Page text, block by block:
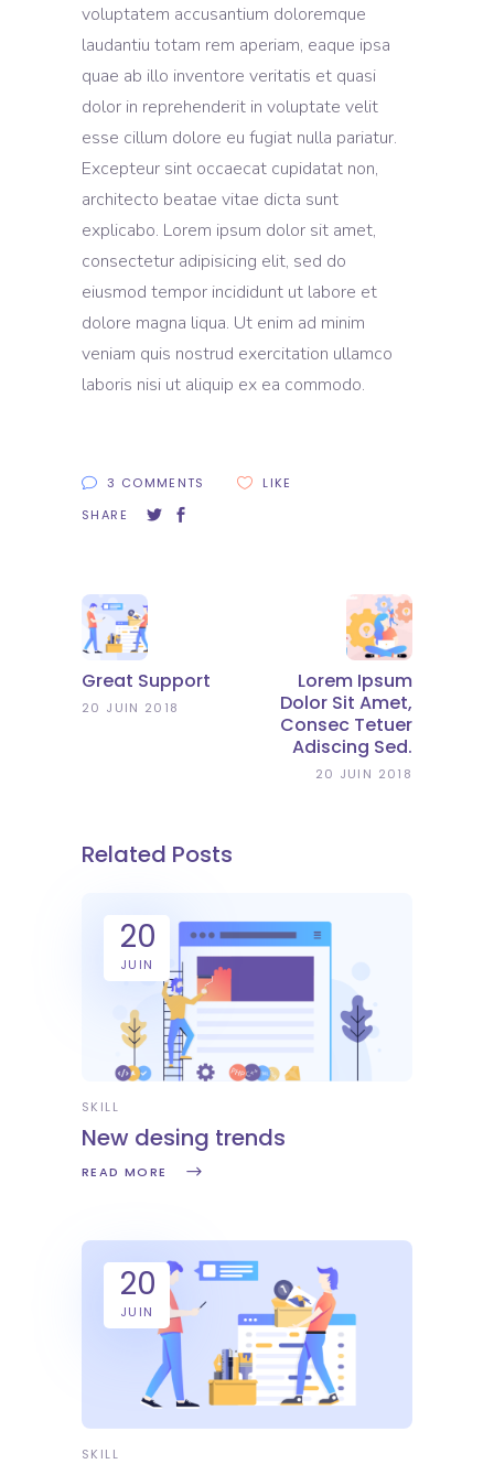
voluptatem accusantium doloremque
laudantiu totam rem aperiam, eaque ipsa
quae ab illo inventore veritatis et quasi
dolor in reprehenderit in voluptate velit
esse cillum dolore eu fugiat nulla pariatur.
Excepteur sint occaecat cupidatat non,
architecto beatae vitae dicta sunt
explicabo. Lorem ipsum dolor sit amet,
consectetur adipisicing elit, sed do
eiusmod tempor incididunt ut labore et
dolore magna liqua. Ut enim ad minim
veniam quis nostrud exercitation ullamco
laboris nisi ut aliquip ex ea commodo.
3 COMMENTS
LIKE
SHARE
Great Support
20 JUIN 2018
Lorem Ipsum
Dolor Sit Amet,
Consec Tetuer
Adiscing Sed.
20 JUIN 2018
Related Posts
20
JUIN
SKILL
New desing trends
READ MORE
20
JUIN
SKILL